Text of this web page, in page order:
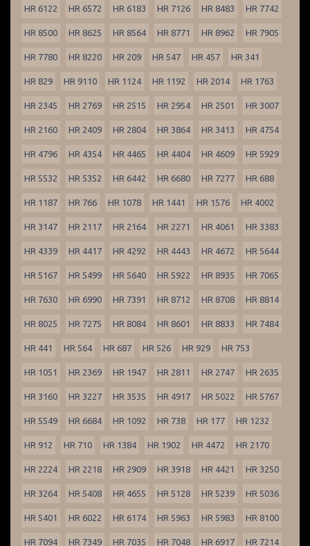
HR 6122 HR 6572 HR 6183 HR 7126 HR 8483 HR 7742
HR 8500 HR 8625 HR 8564 HR 8771 HR 8962 HR 7905
HR 7780 HR 8220 HR 209 HR 547 HR 457 HR 341
HR 829 HR 9110 HR 1124 HR 1192 HR 2014 HR 1763
HR 2345 HR 2769 HR 2515 HR 2954 HR 2501 HR 3007
HR 2160 HR 2409 HR 2804 HR 3864 HR 3413 HR 4754
HR 4796 HR 4354 HR 4465 HR 4404 HR 4609 HR 5929
HR 5532 HR 5352 HR 6442 HR 6680 HR 7277 HR 688
HR 1187 HR 766 HR 1078 HR 1441 HR 1576 HR 4002
HR 3147 HR 2117 HR 2164 HR 2271 HR 4061 HR 3383
HR 4339 HR 4417 HR 4292 HR 4443 HR 4672 HR 5644
HR 5167 HR 5499 HR 5640 HR 5922 HR 8935 HR 7065
HR 7630 HR 6990 HR 7391 HR 8712 HR 8708 HR 8814
HR 8025 HR 7275 HR 8084 HR 8601 HR 8833 HR 7484
HR 441 HR 564 HR 687 HR 526 HR 929 HR 753
HR 1051 HR 2369 HR 1947 HR 2811 HR 2747 HR 2635
HR 3160 HR 3227 HR 3535 HR 4917 HR 5022 HR 5767
HR 5549 HR 6684 HR 1092 HR 738 HR 177 HR 1232
HR 912 HR 710 HR 1384 HR 1902 HR 4472 HR 2170
HR 2224 HR 2218 HR 2909 HR 3918 HR 4421 HR 3250
HR 3264 HR 5408 HR 4655 HR 5128 HR 5239 HR 5036
HR 5401 HR 6022 HR 6174 HR 5963 HR 5983 HR 8100
HR 7094 HR 7349 HR 7035 HR 7048 HR 6917 HR 7214